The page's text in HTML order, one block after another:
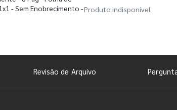
- Sem Enobrecimento -Produto indisponível
Revisão de Arquivo